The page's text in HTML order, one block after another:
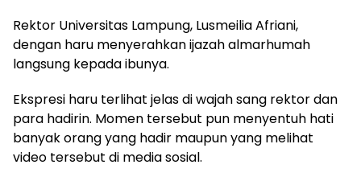
Rektor Universitas Lampung, Lusmeilia Afriani,
dengan haru menyerahkan ijazah almarhumah
langsung kepada ibunya.
Ekspresi haru terlihat jelas di wajah sang rektor dan
para hadirin. Momen tersebut pun menyentuh hati
banyak orang yang hadir maupun yang melihat
video tersebut di media sosial.